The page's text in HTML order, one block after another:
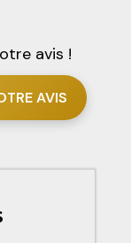
avis !
AVIS